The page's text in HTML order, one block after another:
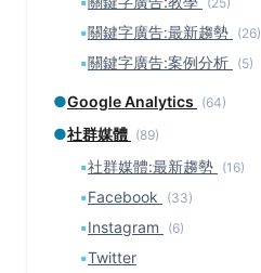
▪關鍵字廣告:最新趨勢 (26)
▪關鍵字廣告:案例分析 (5)
●Google Analytics (64)
●社群媒體 (89)
▪社群媒體:最新趨勢 (16)
▪Facebook (33)
▪Instagram (6)
▪Twitter